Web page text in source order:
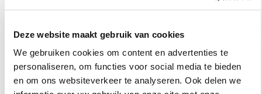
Deze website maakt gebruik van cookies
We gebruiken cookies om content en advertenties te
personaliseren, om functies voor social media te bieden
en om ons websiteverkeer te analyseren. Ook delen we
l